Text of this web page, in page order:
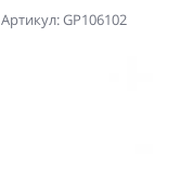
Артикул: GP106102